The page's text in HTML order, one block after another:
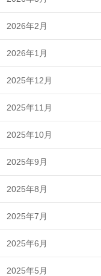
2026年2月
2026年1月
2025年12月
2025年11月
2025年10月
2025年9月
2025年8月
2025年7月
2025年6月
2025年5月